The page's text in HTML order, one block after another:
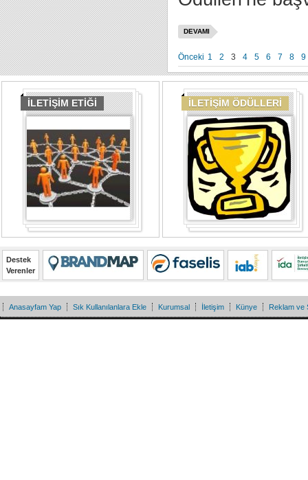
DEVAMI
Önceki 1 2 3 4 5 6 7 8 9
İLETİŞİM ETİĞİ İLETİŞİM ÖDÜLLERİ
Destek
Verenler
Anasayfam Yap Sık Kullanılanlara Ekle Kurumsal İletişim Künye Reklam ve